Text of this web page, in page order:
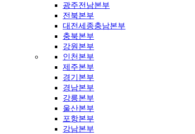
광주전남본부
전북본부
대전세종충남본부
충북본부
강원본부
인천본부
제주본부
경기본부
경남본부
강릉본부
울산본부
포항본부
강남본부